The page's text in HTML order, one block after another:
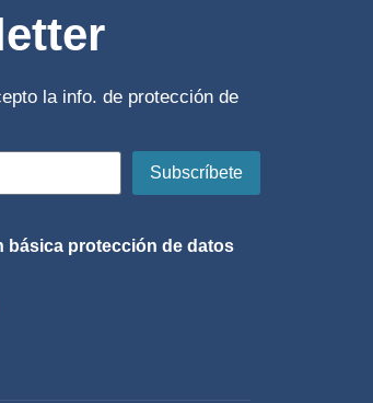
la info. de protección de
Subscríbete
básica protección de datos